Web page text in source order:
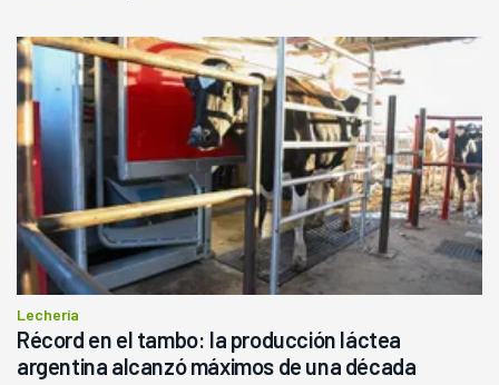
Lechería
Récord en el tambo: la producción láctea
argentina alcanzó máximos de una década